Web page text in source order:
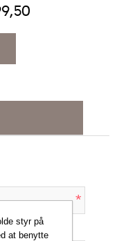
*
styr på
at benytte